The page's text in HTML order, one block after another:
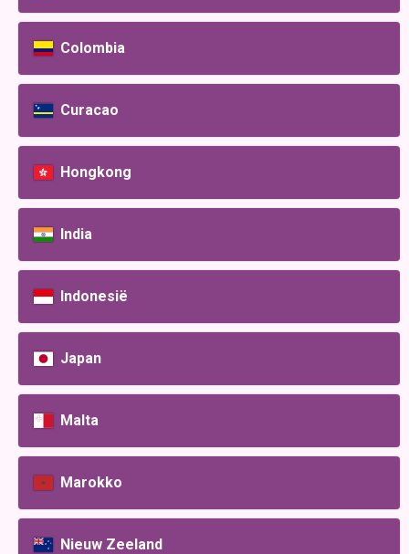
Colombia
Curacao
Hongkong
India
Indonesië
Japan
Malta
Marokko
Nieuw Zeeland